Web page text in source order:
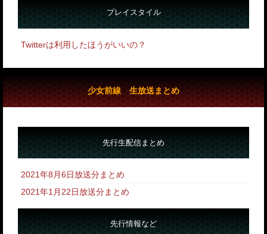
プレイスタイル
Twitterは利用したほうがいいの？
少女前線 生放送まとめ
先行生配信まとめ
2021年8月6日放送分まとめ
2021年1月22日放送分まとめ
先行情報など